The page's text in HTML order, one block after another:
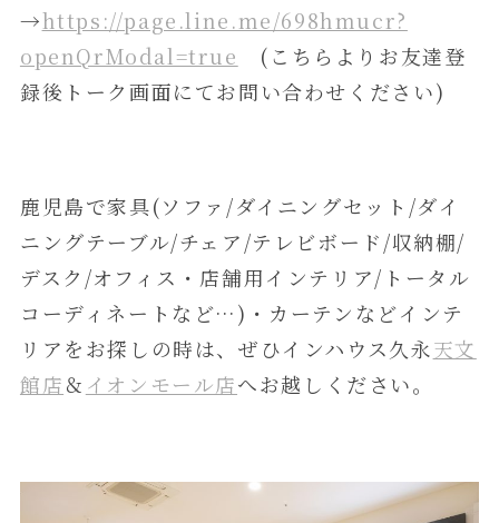
→https://page.line.me/698hmucr?
openQrModal=true
(こちらよりお友達登
録後トーク画面にてお問い合わせください)
鹿児島で家具(ソファ/ダイニングセット/ダイ
ニングテーブル/チェア/テレビボード/収納棚/
デスク/オフィス・店舗用インテリア/トータル
コーディネートなど…)・カーテンなどインテ
リアをお探しの時は、ぜひインハウス久永天文
館店＆ イオンモール店へお越しください。